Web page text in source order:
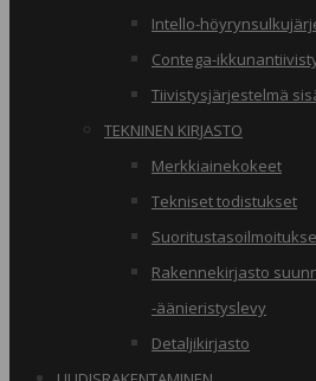
Intello-
Contega-
Tiivistysjärjestelmä
TEKNINEN KIRJASTO
Merkkiainekokeet
Tekniset todistukset
Rakennekirjasto
-äänieristyslevy
Detaljikirjasto